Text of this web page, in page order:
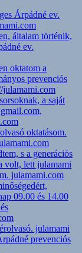
Árpádné ev.
általam történik,
ev.
oktatom a
prevenciós
julamami.com
a saját
oktatásom.
s a generációs
volt, lett julamami
julamami.com
09.00 és 14.00
julamami
prevenciós